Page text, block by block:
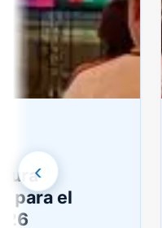
‹
el